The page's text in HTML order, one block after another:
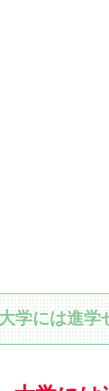
学には進学